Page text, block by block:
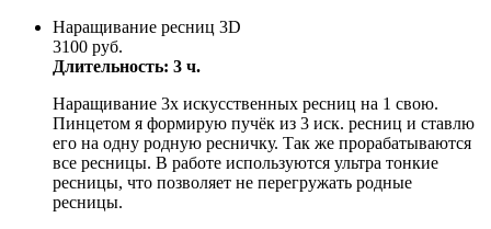
Наращивание ресниц 3D
3100 руб.
Длительность: 3 ч.
Наращивание 3х искусственных ресниц на 1 свою.
Пинцетом я формирую пучёк из 3 иск. ресниц и ставлю
его на одну родную ресничку. Так же прорабатываются
все ресницы. В работе используются ультра тонкие
ресницы, что позволяет не перегружать родные
ресницы.